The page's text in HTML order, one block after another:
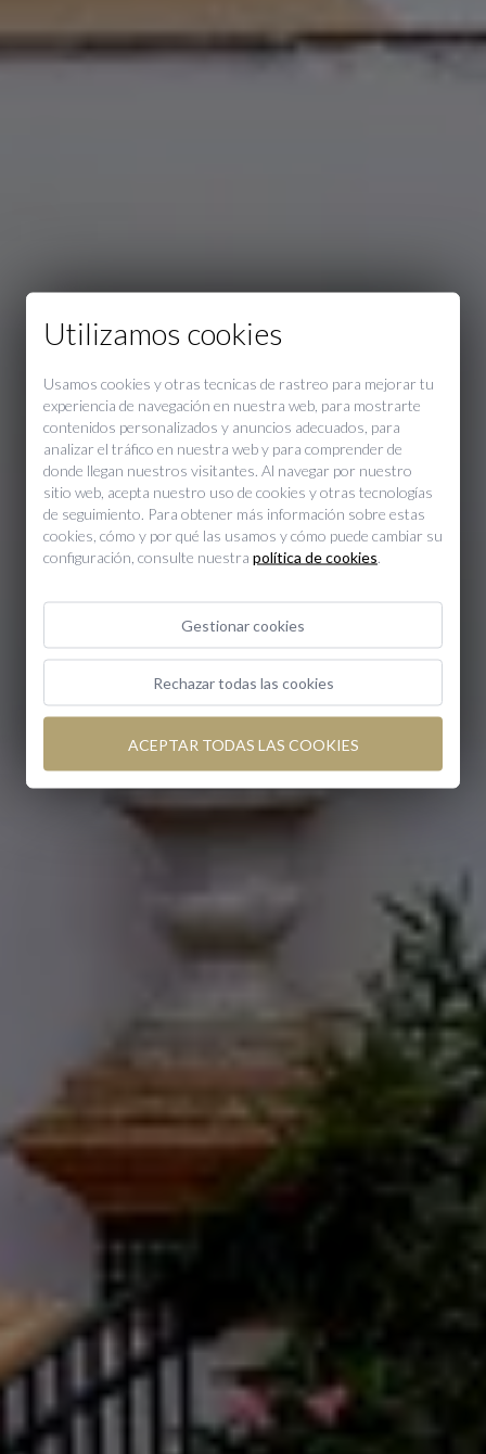
Reuniones y Eventos
Utilizamos cookies
Usamos cookies y otras tecnicas de rastreo para mejorar tu
experiencia de navegación en nuestra web, para mostrarte
contenidos personalizados y anuncios adecuados, para
analizar el tráfico en nuestra web y para comprender de
donde llegan nuestros visitantes. Al navegar por nuestro
sitio web, acepta nuestro uso de cookies y otras tecnologías
de seguimiento. Para obtener más información sobre estas
cookies, cómo y por qué las usamos y cómo puede cambiar su
configuración, consulte nuestra política de cookies.
Gestionar cookies
Rechazar todas las cookies
ACEPTAR TODAS LAS COOKIES